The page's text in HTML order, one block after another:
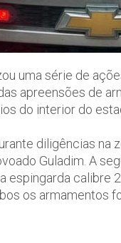
uma série de
apreensões de
do interior do
diligências na
Guladim. A
espingarda calibre
os armamentos